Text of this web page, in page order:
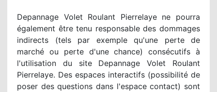
Depannage Volet Roulant Pierrelaye ne pourra
également être tenu responsable des dommages
indirects (tels par exemple qu'une perte de
marché ou perte d'une chance) consécutifs à
l'utilisation du site Depannage Volet Roulant
Pierrelaye. Des espaces interactifs (possibilité de
poser des questions dans l'espace contact) sont